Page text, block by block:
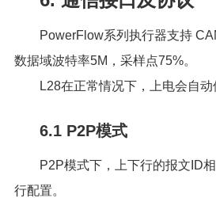
PowerFlow系列执行器支持
数据域波特率5M，采样点75%。
L28在正常情况下，上电会自
6.1 P2P模式
P2P模式下，上下行的报文ID
行配置。